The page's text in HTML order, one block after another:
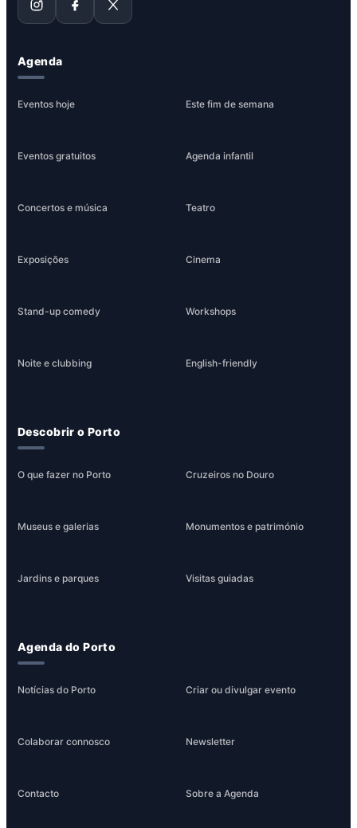
Agenda
Eventos hoje Este fim de semana
Eventos gratuitos Agenda infantil
Concertos e música Teatro
Exposições Cinema
Stand-up comedy Workshops
Noite e clubbing English-friendly
Descobrir o Porto
O que fazer no Porto Cruzeiros no Douro
Museus e galerias Monumentos e património
Jardins e parques Visitas guiadas
Agenda do Porto
Notícias do Porto Criar ou divulgar evento
Colaborar connosco Newsletter
Contacto Sobre a Agenda